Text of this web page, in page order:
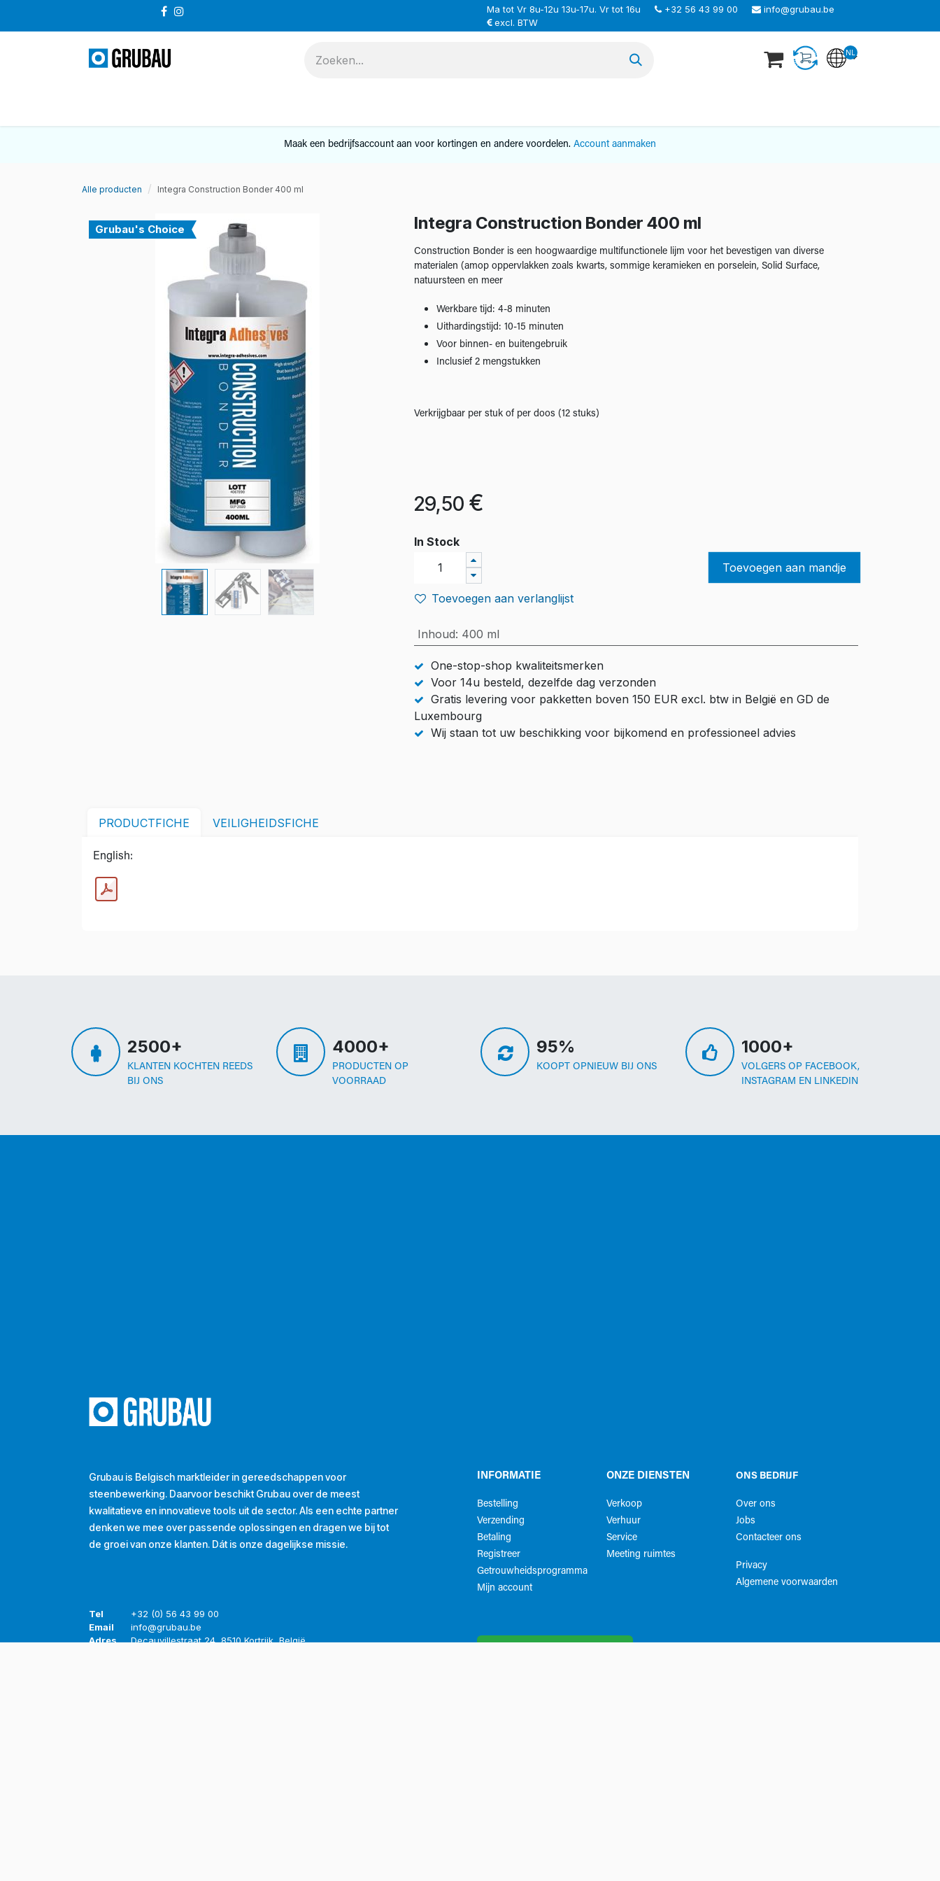
Ma tot Vr 8u-12u 13u-17u. Vr tot 16u +32 56 43 99 00
info@grubau.be
excl. BTW
NL
Maak een bedrijfsaccount aan voor kortingen en andere voordelen. Account aanmaken
Alle producten Integra Construction Bonder 400 ml
Grubau's Choice Integra Construction Bonder 400 ml
Construction Bonder is een hoogwaardige multifunctionele lijm voor het bevestigen van diverse
materialen (amop oppervlakken zoals kwarts, sommige keramieken en porselein, Solid Surface,
natuursteen en meer
Werkbare tijd: 4-8 minuten
Uithardingstijd: 10-15 minuten
Voor binnen- en buitengebruik
Inclusief 2 mengstukken
Verkrijgbaar per stuk of per doos (12 stuks)
29,50 €
In Stock
Toevoegen aan mandje
Toevoegen aan verlanglijst
Inhoud: 400 ml
One-stop-shop kwaliteitsmerken
Voor 14u besteld, dezelfde dag verzonden
Gratis levering voor pakketten boven 150 EUR excl. btw in België en GD de
Luxembourg
Wij staan tot uw beschikking voor bijkomend en professioneel advies
PRODUCTFICHE VEILIGHEIDSFICHE
English:
2500+
KLANTEN KOCHTEN REEDS
BIJ ONS
4000+
PRODUCTEN OP
VOORRAAD
95%
KOOPT OPNIEUW BIJ ONS
1000+
VOLGERS OP FACEBOOK,
INSTAGRAM EN LINKEDIN
INFORMATIE
Bestelling
Verzending
Betaling
Registreer
Getrouwheidsprogramma
Mijn account
ONZE DIENSTEN
Verkoop
Verhuur
Service
Meeting ruimtes
ONS BEDRIJF
Over ons
Jobs
Contacteer ons
Privacy
Algemene voorwaarden​
Grubau is Belgisch marktleider in gereedschappen voor
steenbewerking. Daarvoor beschikt Grubau over de meest
kwalitatieve en innovatieve tools uit de sector. Als een echte partner
denken we mee over passende oplossingen en dragen we bij tot
de groei van onze klanten. Dát is onze dagelijkse missie.
Tel
+32 (0) 56 43 99 00
Email
info@grubau.be
Adres
Decauvillestraat 24, 8510 Kortrijk, België